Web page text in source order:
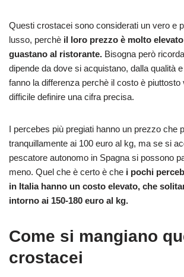
Questi crostacei sono considerati un vero e
lusso, perchè il loro prezzo è molto
guastano al ristorante. Bisogna però
dipende da dove si acquistano, dalla qualità
fanno la differenza perchè il costo è piuttosto
difficile definire una cifra precisa.
I percebes più pregiati hanno un prezzo che
tranquillamente ai 100 euro al kg, ma se si
pescatore autonomo in Spagna si possono
meno. Quel che è certo è che i pochi
in Italia hanno un costo elevato, che
intorno ai 150-180 euro al kg.
Come si mangiano
crostacei